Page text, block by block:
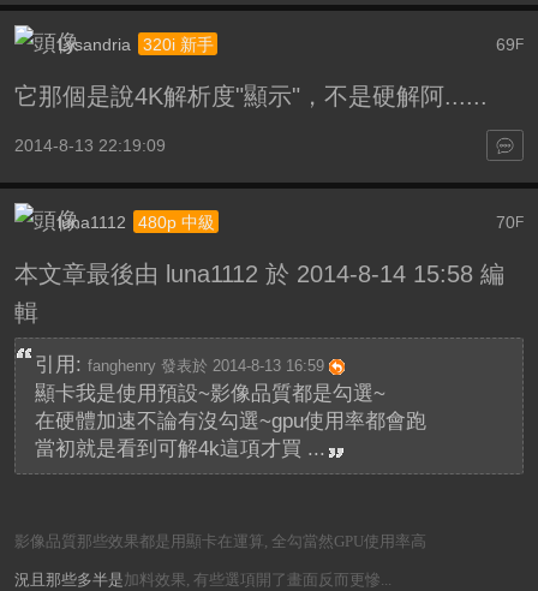
69F
Lysandria 320i 新手
它那個是說4K解析度"顯示"，不是硬解阿......
2014-8-13 22:19:09
70F
luna1112 480p 中級
本文章最後由 luna1112 於 2014-8-14 15:58 編
輯
引用: fanghenry 發表於 2014-8-13 16:59
顯卡我是使用預設~影像品質都是勾選~
在硬體加速不論有沒勾選~gpu使用率都會跑
當初就是看到可解4k這項才買 ...
影像品質那些效果都是用顯卡在運算, 全勾當然GPU使用率高
況且那些多半是加料效果, 有些選項開了畫面反而更慘...